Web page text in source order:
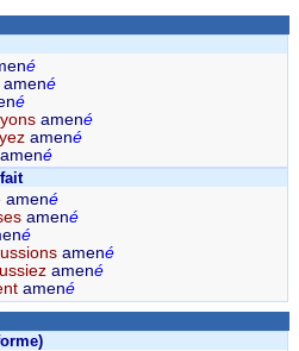
é
amené
é
amené
amené
amené
amené
amené
é
amené
amené
amené